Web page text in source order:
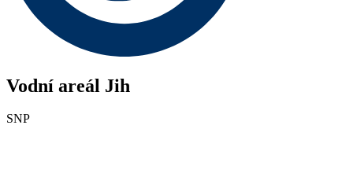
Vodní areál Jih
SNP